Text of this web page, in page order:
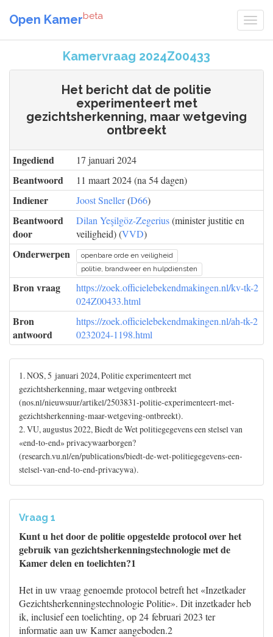
Open Kamerbeta
Kamervraag 2024Z00433
Het bericht dat de politie
experimenteert met
gezichtsherkenning, maar wetgeving
ontbreekt
Ingediend 17 januari 2024
Beantwoord 11 maart 2024 (na 54 dagen)
Indiener Joost Sneller(D66)
Beantwoord
door
Dilan Yeşilgöz-Zegerius(minister justitie en
veiligheid) (VVD)
Onderwerpen
openbare orde en veiligheid
politie, brandweer en hulpdiensten
Bron vraag
https://zoek.officielebekendmakingen.nl/kv-tk-2
024Z00433.html
Bron
antwoord
https://zoek.officielebekendmakingen.nl/ah-tk-2
0232024-1198.html
1. NOS, 5 januari 2024, Politie experimenteert met
gezichtsherkenning, maar wetgeving ontbreekt
(nos.nl/nieuwsuur/artikel/2503831-politie-experimenteert-met-
gezichtsherkenning-maar-wetgeving-ontbreekt).
2. VU, augustus 2022, Biedt de Wet politiegegevens een stelsel van
«end-to-end» privacywaarborgen?
(research.vu.nl/en/publications/biedt-de-wet-politiegegevens-een-
stelsel-van-end-to-end-privacywa).
Vraag 1
Kunt u het door de politie opgestelde protocol over het
gebruik van gezichtsherkenningstechnologie met de
Kamer delen en toelichten?1
Het in uw vraag genoemde protocol betreft het «Inzetkader
Gezichtsherkenningstechnologie Politie». Dit inzetkader heb
ik, inclusief een toelichting, op 24 februari 2023 ter
informatie aan uw Kamer aangeboden.2